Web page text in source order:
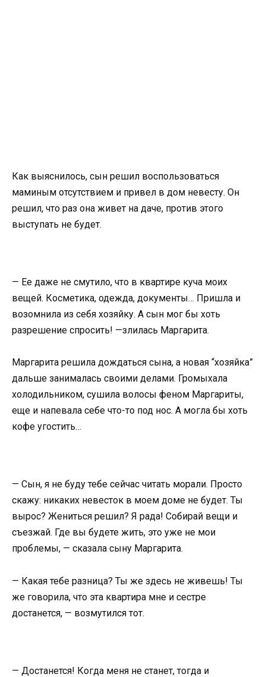
Как выяснилось, сын решил воспользоваться
маминым отсутствием и привел в дом невесту. Он
решил, что раз она живет на даче, против этого
выступать не будет.
— Ее даже не смутило, что в квартире куча моих
вещей. Косметика, одежда, документы… Пришла и
возомнила из себя хозяйку. А сын мог бы хоть
разрешение спросить! —злилась Маргарита.
Маргарита решила дождаться сына, а новая “хозяйка”
дальше занималась своими делами. Громыхала
холодильником, сушила волосы феном Маргариты,
еще и напевала себе что-то под нос. А могла бы хоть
кофе угостить…
— Сын, я не буду тебе сейчас читать морали. Просто
скажу: никаких невесток в моем доме не будет. Ты
вырос? Жениться решил? Я рада! Собирай вещи и
съезжай. Где вы будете жить, это уже не мои
проблемы, — сказала сыну Маргарита.
— Какая тебе разница? Ты же здесь не живешь! Ты
же говорила, что эта квартира мне и сестре
достанется, — возмутился тот.
— Достанется! Когда меня не станет, тогда и